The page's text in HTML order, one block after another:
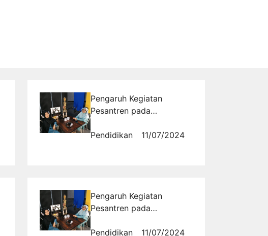
Pengaruh Kegiatan
Pesantren pada
Pengembangan Spiritual
Santri di Al Masoem
Pendidikan 11/07/2024
Pengaruh Kegiatan
Pesantren pada
Pengembangan Spiritual
Santri di Al Masoem
Pendidikan 11/07/2024